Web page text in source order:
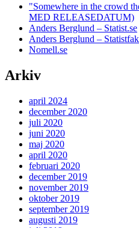
"Somewhere in the crowd
MED RELEASEDATUM)
Anders Berglund – Statist.se
Anders Berglund –
Nomell.se
Arkiv
april 2024
december 2020
juli 2020
juni 2020
maj 2020
april 2020
februari 2020
december 2019
november 2019
oktober 2019
september 2019
augusti 2019